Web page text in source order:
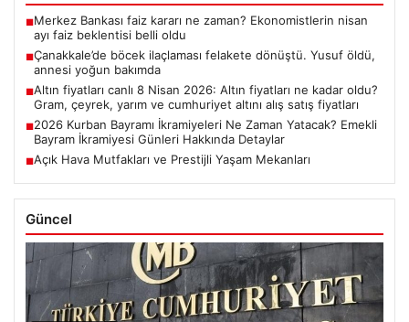
■Merkez Bankası faiz kararı ne zaman? Ekonomistlerin nisan
ayı faiz beklentisi belli oldu
■Çanakkale’de böcek ilaçlaması felakete dönüştü. Yusuf öldü,
annesi yoğun bakımda
■Altın fiyatları canlı 8 Nisan 2026: Altın fiyatları ne kadar oldu?
Gram, çeyrek, yarım ve cumhuriyet altını alış satış fiyatları
■2026 Kurban Bayramı İkramiyeleri Ne Zaman Yatacak? Emekli
Bayram İkramiyesi Günleri Hakkında Detaylar
■Açık Hava Mutfakları ve Prestijli Yaşam Mekanları
Güncel